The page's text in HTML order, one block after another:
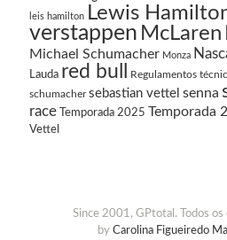
leis hamilton Lewis
verstappen McLaren
Michael Schumacher Monza
Lauda red bull Regulamentos
schumacher sebastian vettel senna
race
Temporada 2025 Temporada
Vettel
Since 2001, GPtotal. Todos
by Carolina Figueiredo